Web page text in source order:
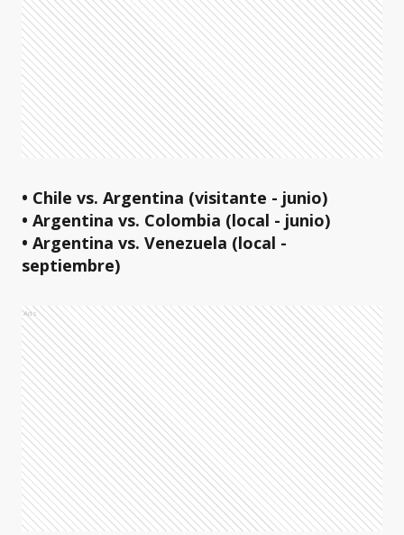
• Chile vs. Argentina (visitante - junio)
• Argentina vs. Colombia (local - junio)
• Argentina vs. Venezuela (local -
septiembre)
Ads